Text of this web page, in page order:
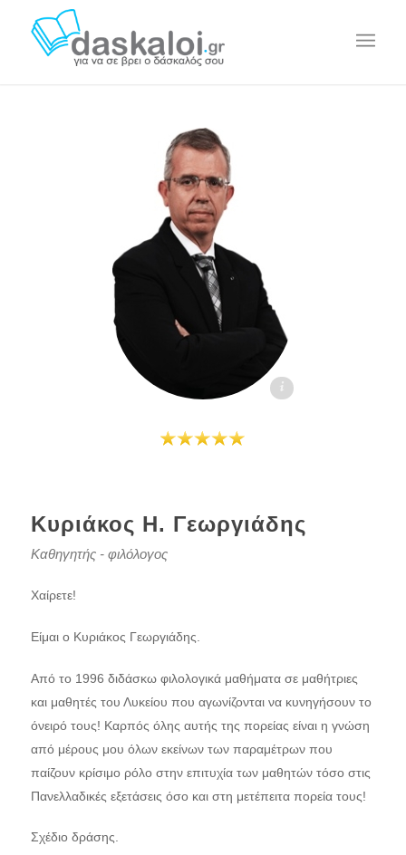
Κυριάκος Γεωργιάδης - daskaloi.gr
Κυριάκος Η. Γεωργιάδης
Καθηγητής - φιλόλογος
Χαίρετε!
Είμαι ο Κυριάκος Γεωργιάδης.
Από το 1996 διδάσκω φιλολογικά μαθήματα σε μαθήτριες
και μαθητές του Λυκείου που αγωνίζονται να κυνηγήσουν το
όνειρό τους! Καρπός όλης αυτής της πορείας είναι η γνώση
από μέρους μου όλων εκείνων των παραμέτρων που
παίζουν κρίσιμο ρόλο στην επιτυχία των μαθητών τόσο στις
Πανελλαδικές εξετάσεις όσο και στη μετέπειτα πορεία τους!
Σχέδιο δράσης.